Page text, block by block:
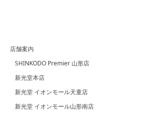
店舗案内
SHINKODO Premier 山形店
新光堂本店
新光堂 イオンモール天童店
新光堂 イオンモール山形南店